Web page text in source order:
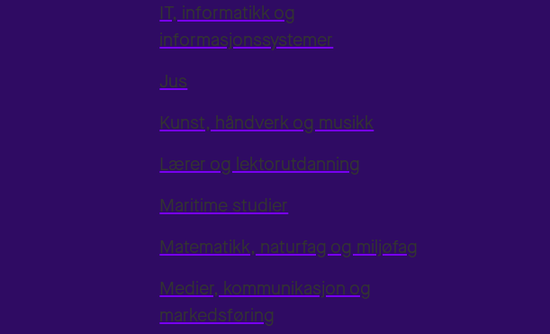
IT, informatikk og
informasjonssystemer
Jus
Kunst, håndverk og musikk
Lærer og lektorutdanning
Maritime studier
Matematikk, naturfag og miljøfag
Medier, kommunikasjon og
markedsføring